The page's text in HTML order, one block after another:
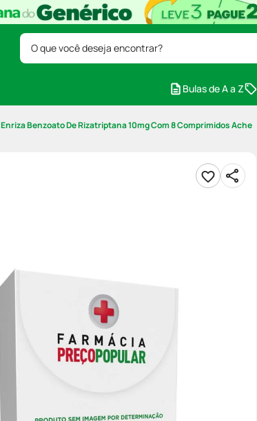
O que você deseja encontrar?
Bulas de A a Z
Enriza Benzoato De Rizatriptana 10mg Com 8 Comprimidos Ache